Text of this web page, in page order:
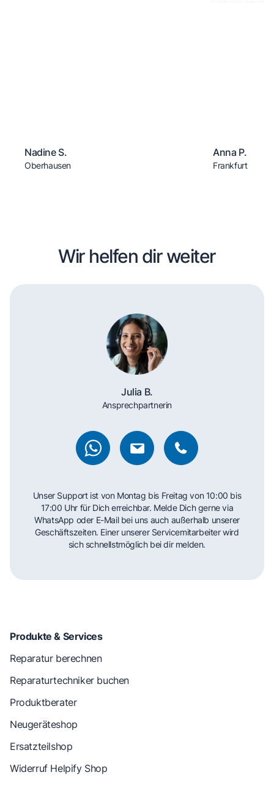
Nadine S.
Oberhausen
Anna P.
Frankfurt
Wir helfen dir weiter
Julia B.
Ansprechpartnerin
Unser Support ist von Montag bis Freitag von 10:00 bis
17:00 Uhr für Dich erreichbar. Melde Dich gerne via
WhatsApp oder E-Mail bei uns auch außerhalb unserer
Geschäftszeiten. Einer unserer Servicemitarbeiter wird
sich schnellstmöglich bei dir melden.
Produkte & Services
Reparatur berechnen
Reparaturtechniker buchen
Produktberater
Neugeräteshop
Ersatzteilshop
Widerruf Helpify Shop